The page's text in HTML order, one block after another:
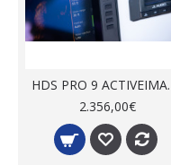
HDS PRO
2.356,00€